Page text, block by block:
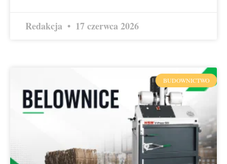
Redakcja 17 czerwca 2026
BUDOWNICTWO